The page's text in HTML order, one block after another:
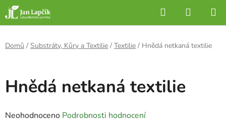
Přejít
na
obsah
Hledat
KOŠÍK
Domů / Substráty, Kůry a Textilie / Textilie / Hnědá netkaná textilie
Hnědá netkaná textilie
Průměrné
Neohodnoceno Podrobnosti hodnocení